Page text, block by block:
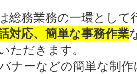
総務業務の一環として
対応、簡単な事務作業
ただきます。
ナーなどの簡単な制